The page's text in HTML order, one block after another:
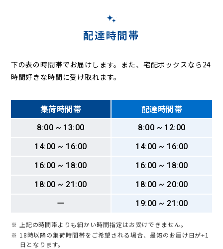
配達時間帯
下の表の時間帯でお届けします。また、宅配ボックスなら24
時間好きな時間に受け取れます。
集荷時間帯 配達時間帯
8:00 ~ 13:00
8:00 ~ 12:00
14:00 ~ 16:00
14:00 ~ 16:00
16:00 ~ 18:00
16:00 ~ 18:00
18:00 ~ 21:00
18:00 ~ 20:00
ー
19:00 ~ 21:00
※ 上記の時間帯よりも細かい時間指定はお受けできません。
※ 18時以降の集荷時間帯をご希望される場合、最短のお届け日が+1
日となります。